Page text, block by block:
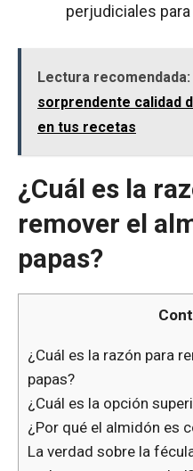
perjudiciales
Lectura recomendada:
sorprendente calidad
en tus recetas
¿Cuál es la
remover el
papas?
¿Cuál es la razón para
papas?
¿Cuál es la opción
¿Por qué el almidón es
La verdad sobre la